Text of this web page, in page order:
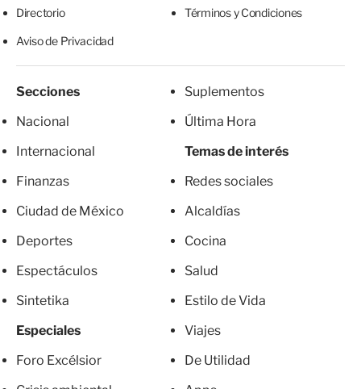
Directorio Términos y Condiciones
Aviso de Privacidad
Secciones
Nacional
Internacional
Finanzas
Ciudad de México
Deportes
Espectáculos
Sintetika
Especiales
Foro Excélsior
Suplementos
Última Hora
Temas de interés
Redes sociales
Alcaldías
Cocina
Salud
Estilo de Vida
Viajes
De Utilidad